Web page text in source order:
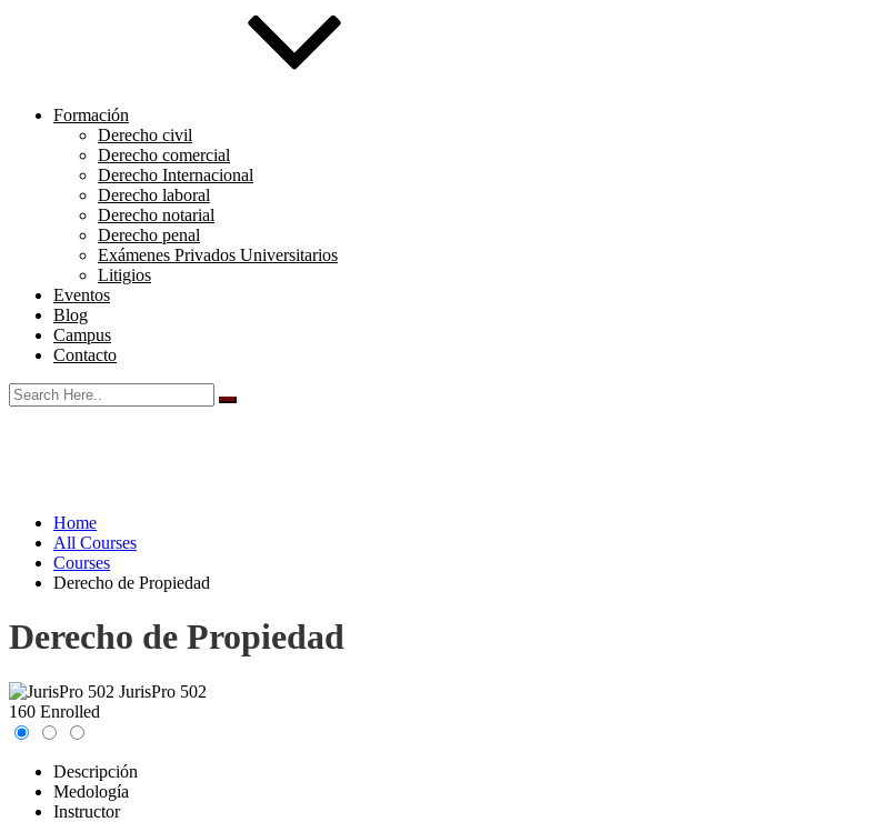
Formación
Derecho civil
Derecho comercial
Derecho Internacional
Derecho laboral
Derecho notarial
Derecho penal
Exámenes Privados Universitarios
Litigios
Eventos
Blog
Campus
Contacto
Home
All Courses
Courses
Derecho de Propiedad
Derecho de Propiedad
JurisPro 502
160 Enrolled
Descripción
Medología
Instructor